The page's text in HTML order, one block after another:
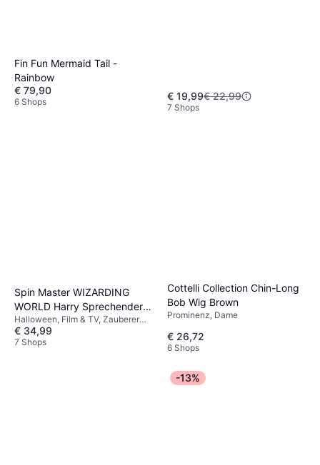
Fin Fun Mermaid Tail -
Rainbow
€ 79,90
6 Shops € 19,99€ 22,99
7 Shops
Spin Master WIZARDING
WORLD Harry Sprechender
Hut
Halloween, Film & TV, Zauberer
Harry Potter
€ 34,99
7 Shops
Cottelli Collection Chin-Long
Bob Wig Brown
Prominenz, Dame
€ 26,72
6 Shops
-13%